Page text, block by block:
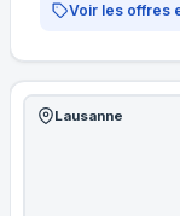
Voir les offres
Lausanne